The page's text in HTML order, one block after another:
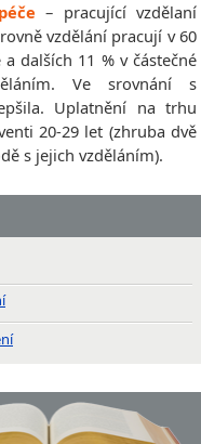
– pracující vzdělaní
vzdělání pracují v 60
dalších 11 % v částečné
Ve srovnání s
Uplatnění na trhu
20-29 let (zhruba dvě
s jejich vzděláním).